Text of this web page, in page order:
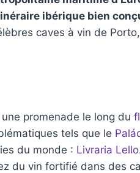
ibérique bien
caves à vin de
promenade le long du
tels que le
du monde : Livraria Lello
du vin fortifié dans des